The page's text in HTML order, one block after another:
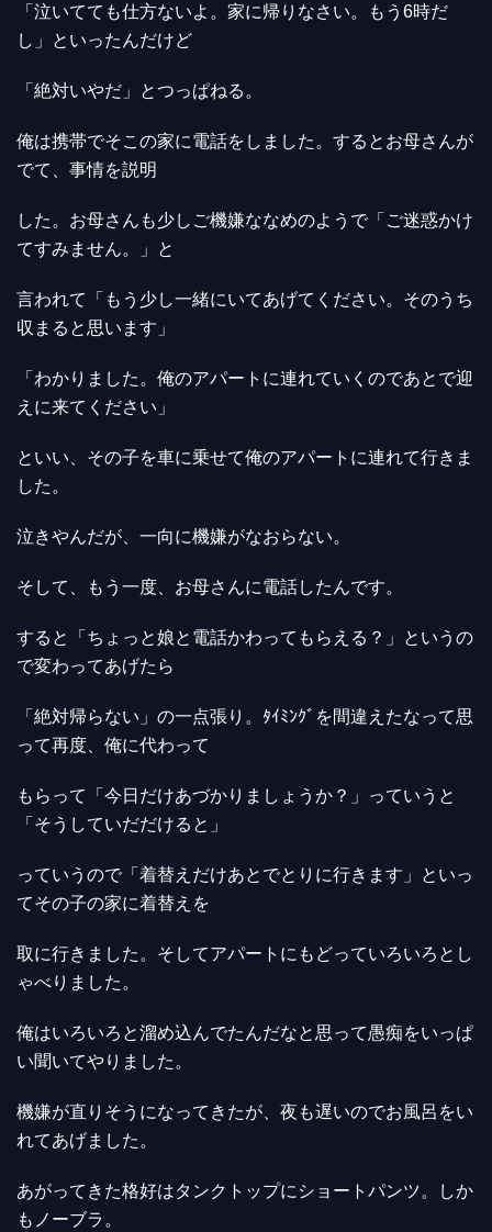
「泣いてても仕方ないよ。家に帰りなさい。もう6時だ
し」といったんだけど
「絶対いやだ」とつっぱねる。
俺は携帯でそこの家に電話をしました。するとお母さんが
でて、事情を説明
した。お母さんも少しご機嫌ななめのようで「ご迷惑かけ
てすみません。」と
言われて「もう少し一緒にいてあげてください。そのうち
収まると思います」
「わかりました。俺のアパートに連れていくのであとで迎
えに来てください」
といい、その子を車に乗せて俺のアパートに連れて行きま
した。
泣きやんだが、一向に機嫌がなおらない。
そして、もう一度、お母さんに電話したんです。
すると「ちょっと娘と電話かわってもらえる？」というの
で変わってあげたら
「絶対帰らない」の一点張り。ﾀｲﾐﾝｸﾞを間違えたなって思
って再度、俺に代わって
もらって「今日だけあづかりましょうか？」っていうと
「そうしていだだけると」
っていうので「着替えだけあとでとりに行きます」といっ
てその子の家に着替えを
取に行きました。そしてアパートにもどっていろいろとし
ゃべりました。
俺はいろいろと溜め込んでたんだなと思って愚痴をいっぱ
い聞いてやりました。
機嫌が直りそうになってきたが、夜も遅いのでお風呂をい
れてあげました。
あがってきた格好はタンクトップにショートパンツ。しか
もノーブラ。